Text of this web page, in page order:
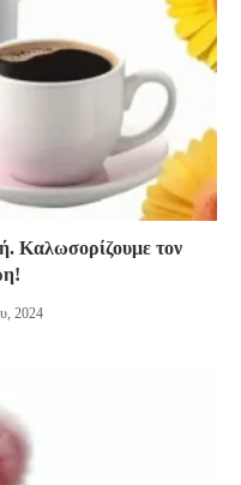
Καλωσορίζουμε τον
2024